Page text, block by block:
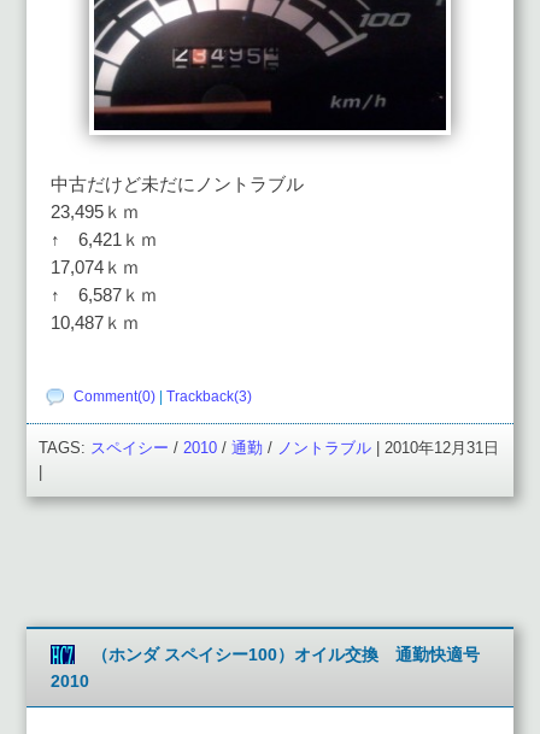
中古だけど未だにノントラブル
23,495ｋｍ
↑ 6,421ｋｍ
17,074ｋｍ
↑ 6,587ｋｍ
10,487ｋｍ
Comment(0) Trackback(3)
TAGS: スペイシー / 2010 / 通勤 / ノントラブル | 2010年12月31日
（ホンダ スペイシー100）オイル交換 通勤快適号
2010